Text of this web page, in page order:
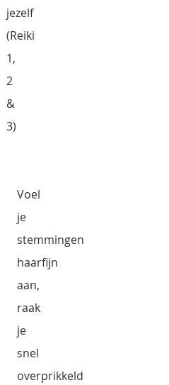
jezelf
(Reiki
1,
2
&
3)
Voel
je
stemmingen
haarfijn
aan,
raak
je
snel
overprikkeld